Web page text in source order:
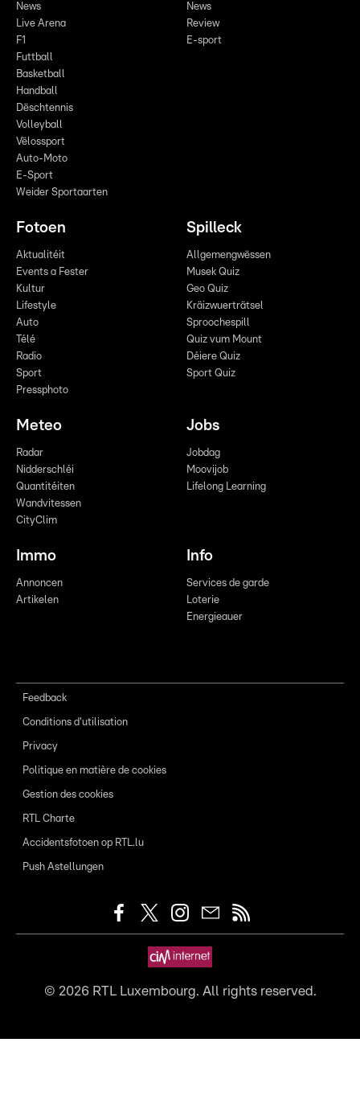
News
Live Arena
F1
Futtball
Basketball
Handball
Dëschtennis
Volleyball
Vëlossport
Auto-Moto
E-Sport
Weider Sportaarten
News
Review
E-sport
Fotoen
Aktualitéit
Events a Fester
Kultur
Lifestyle
Auto
Télé
Radio
Sport
Pressphoto
Spilleck
Allgemengwëssen
Musek Quiz
Geo Quiz
Kräizwuerträtsel
Sproochespill
Quiz vum Mount
Déiere Quiz
Sport Quiz
Meteo
Radar
Nidderschléi
Quantitéiten
Wandvitessen
CityClim
Jobs
Jobdag
Moovijob
Lifelong Learning
Immo
Annoncen
Artikelen
Info
Services de garde
Loterie
Energieauer
Feedback
Conditions d'utilisation
Privacy
Politique en matière de cookies
Gestion des cookies
RTL Charte
Accidentsfotoen op RTL.lu
Push Astellungen
© 2026RTL Luxembourg. All rights reserved.